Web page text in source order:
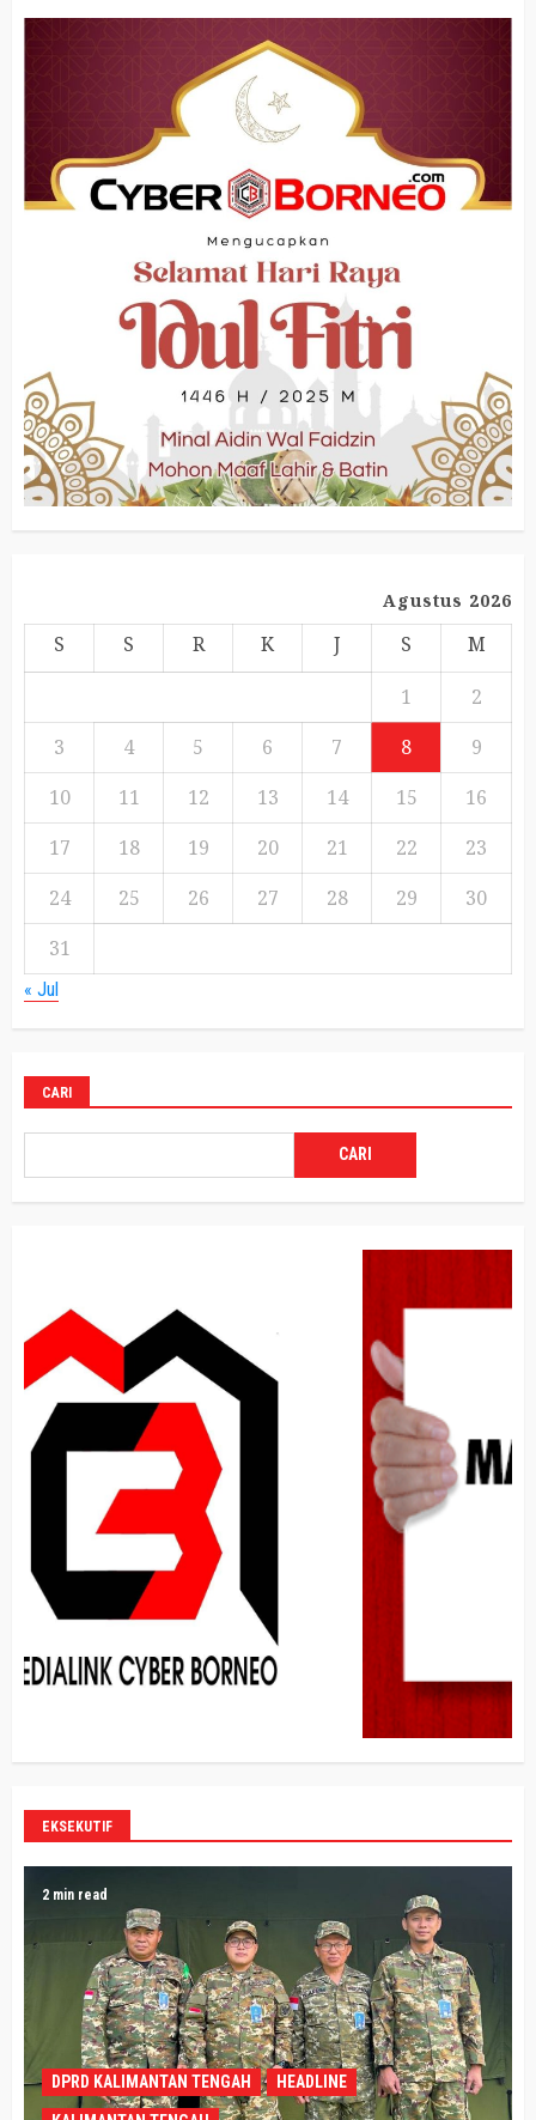
Agustus 2026
S S R K J S
M
1
2
3
4 5 6 7 8
9
10
11 12 13 14 15
16
17
18 19 20 21 22
23
24
25 26 27 28 29
30
31
« Jul
CARI
CARI
EKSEKUTIF
2 min read
DPRD KALIMANTAN TENGAH HEADLINE